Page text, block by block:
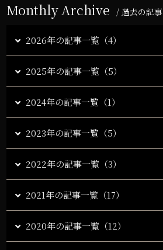
Monthly Archive / 過去の記事
2026年の記事一覧（4）
2025年の記事一覧（5）
2024年の記事一覧（1）
2023年の記事一覧（5）
2022年の記事一覧（3）
2021年の記事一覧（17）
2020年の記事一覧（12）